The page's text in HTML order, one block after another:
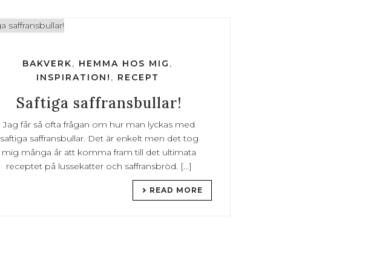
BAKVERK, HEMMA HOS MIG ,
INSPIRATION! , RECEPT
Saftiga saffransbullar!
Jag får så ofta frågan om hur man lyckas med
saftiga saffransbullar. Det är enkelt men det tog
mig många år att komma fram till det ultimata
receptet på lussekatter och saffransbröd. [...]
READ MORE